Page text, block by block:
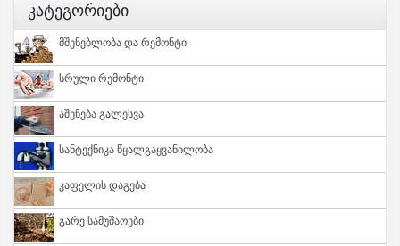
Კატეგორიები
Მშენებლობა Და Რემონტი
Სრული Რემონტი
Აშენება Გალესვა
Სანტექნიკა Წყალგაყვანილობა
Კაფელის Დაგება
Გარე Სამუშაოები